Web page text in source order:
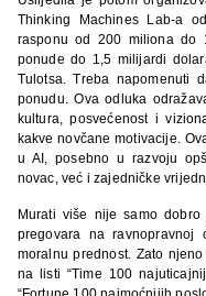
Thinking Machines Lab-a
rasponu od 200 miliona do
ponude do 1,5 milijardi
Tulotsa. Treba napomenuti
ponudu. Ova odluka
kultura, posvećenost i
kakve novčane motivacije.
u AI, posebno u razvoju
novac, već i zajedničke
Murati više nije samo
pregovara na
moralnu prednost. Zato
na listi “Time 100